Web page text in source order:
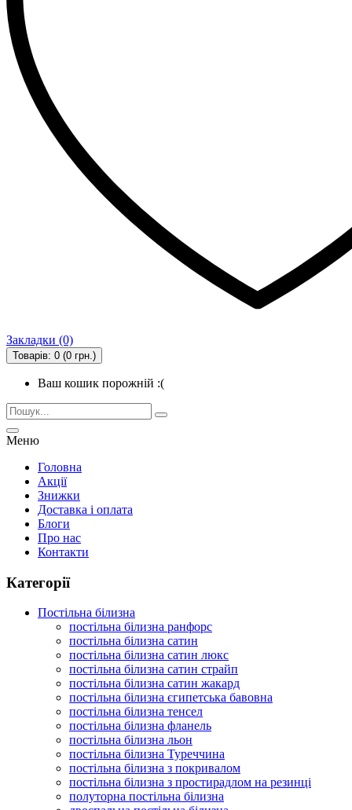
Закладки (0)
Товарів: 0 (0 грн.)
Ваш кошик порожній :(
Меню
Головна
Акції
Знижки
Доставка і оплата
Блоги
Про нас
Контакти
Категорії
Постільна білизна
постільна білизна ранфорс
постільна білизна сатин
постільна білизна сатин люкс
постільна білизна сатин страйп
постільна білизна сатин жакард
постільна білизна єгипетська бавовна
постільна білизна тенсел
постільна білизна фланель
постільна білизна льон
постільна білизна Туреччина
постільна білизна з покривалом
постільна білизна з простирадлом на резинці
полуторна постільна білизна